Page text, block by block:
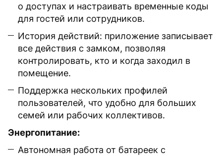
о доступах и настраивать временные коды
для гостей или сотрудников.
История действий: приложение записывает
все действия с замком, позволяя
контролировать, кто и когда заходил в
помещение.
Поддержка нескольких профилей
пользователей, что удобно для больших
семей или рабочих коллективов.
Энергопитание:
Автономная работа от батареек с